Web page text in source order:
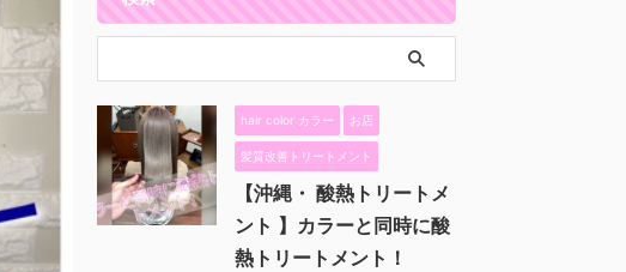
hair color カラー お店
髪質改善トリートメント
【沖縄・ 酸熱トリートメ
ント 】カラーと同時に酸
熱トリートメント！